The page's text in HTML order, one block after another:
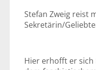
Stefan Zweig reist
Sekretärin/
Hier erhofft er sich